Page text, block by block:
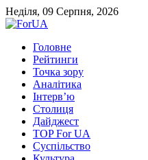
Неділя, 09 Серпня, 2026
Головне
Рейтинги
Точка зору
Аналітика
Інтерв’ю
Столиця
Дайджест
TOP For UA
Суспiльство